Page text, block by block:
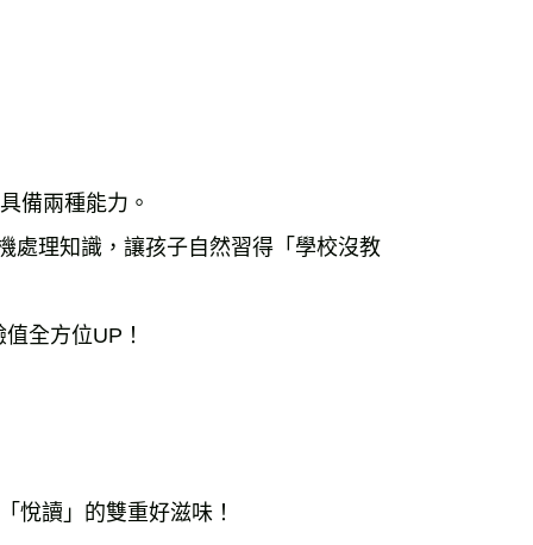
備兩種能力。
理知識，讓孩子自然習得「學校沒教
全方位UP！
讀」的雙重好滋味！